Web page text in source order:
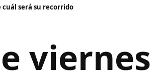
cuál será su recorrido